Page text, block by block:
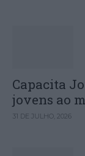
Capacita
jovens ao
31 DE JULHO, 2026